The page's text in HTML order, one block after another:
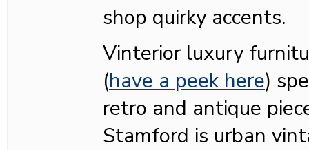
shop quirky accents.
Vinterior luxury
(have a peek here)
retro and antique
Stamford is urban